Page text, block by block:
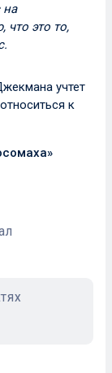
на
что это то,
учтет
к